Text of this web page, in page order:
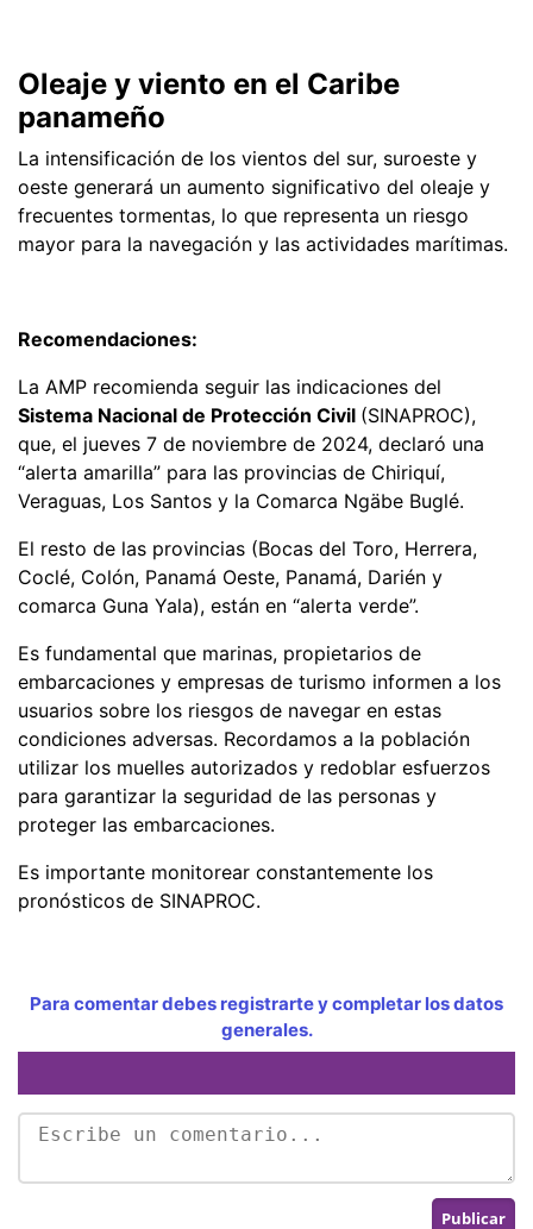
Oleaje y viento en el Caribe
panameño
La intensificación de los vientos del sur, suroeste y
oeste generará un aumento significativo del oleaje y
frecuentes tormentas, lo que representa un riesgo
mayor para la navegación y las actividades marítimas.
Recomendaciones:
La AMP recomienda seguir las indicaciones del
Sistema Nacional de Protección Civil (SINAPROC),
que, el jueves 7 de noviembre de 2024, declaró una
“alerta amarilla” para las provincias de Chiriquí,
Veraguas, Los Santos y la Comarca Ngäbe Buglé.
El resto de las provincias (Bocas del Toro, Herrera,
Coclé, Colón, Panamá Oeste, Panamá, Darién y
comarca Guna Yala), están en “alerta verde”.
Es fundamental que marinas, propietarios de
embarcaciones y empresas de turismo informen a los
usuarios sobre los riesgos de navegar en estas
condiciones adversas. Recordamos a la población
utilizar los muelles autorizados y redoblar esfuerzos
para garantizar la seguridad de las personas y
proteger las embarcaciones.
Es importante monitorear constantemente los
pronósticos de SINAPROC.
Para comentar debes registrarte y completar los datos
generales.